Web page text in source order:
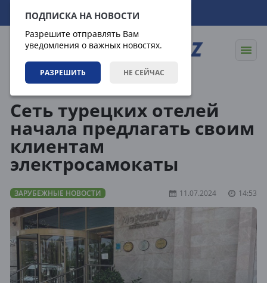
ПОДПИСКА НА НОВОСТИ
Разрешите отправлять Вам
уведомления о важных новостях.
РАЗРЕШИТЬ НЕ СЕЙЧАС
08.08.2026 12:25:31
Сеть турецких отелей
начала предлагать своим
клиентам
электросамокаты
ЗАРУБЕЖНЫЕ НОВОСТИ 11.07.2024 14:53